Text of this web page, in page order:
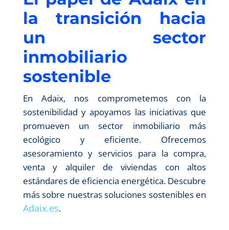
la transición hacia
un sector
inmobiliario
sostenible
En Adaix, nos comprometemos con la
sostenibilidad y apoyamos las iniciativas que
promueven un sector inmobiliario más
ecológico y eficiente. Ofrecemos
asesoramiento y servicios para la compra,
venta y alquiler de viviendas con altos
estándares de eficiencia energética. Descubre
más sobre nuestras soluciones sostenibles en
Adaix.es.